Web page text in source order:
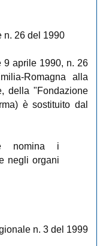
n. 26 del 1990
9 aprile 1990, n. 26
Romagna alla
della "Fondazione
è sostituito dal
nomina i
negli organi
n. 3 del 1999